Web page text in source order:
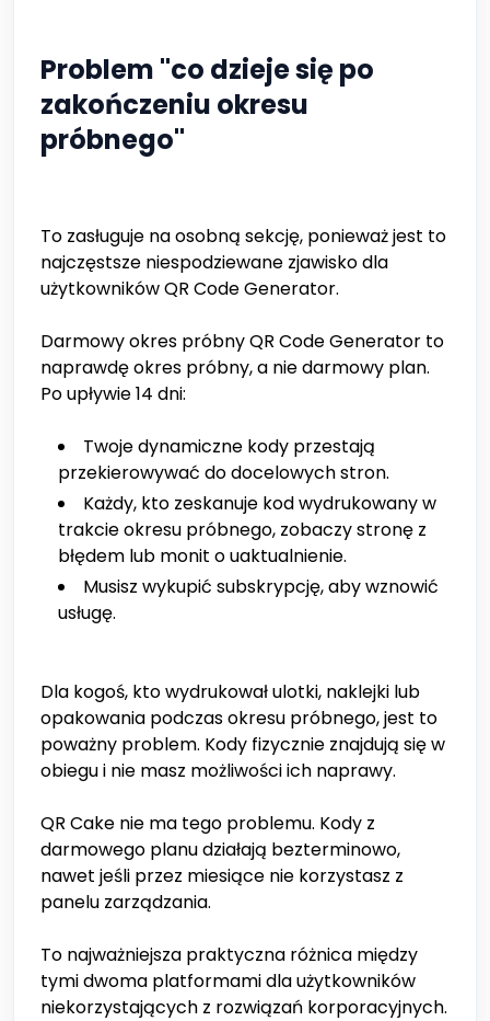
Problem "co dzieje się po
zakończeniu okresu
próbnego"
To zasługuje na osobną sekcję, ponieważ jest to
najczęstsze niespodziewane zjawisko dla
użytkowników QR Code Generator.
Darmowy okres próbny QR Code Generator to
naprawdę okres próbny, a nie darmowy plan.
Po upływie 14 dni:
Twoje dynamiczne kody przestają
przekierowywać do docelowych stron.
Każdy, kto zeskanuje kod wydrukowany w
trakcie okresu próbnego, zobaczy stronę z
błędem lub monit o uaktualnienie.
Musisz wykupić subskrypcję, aby wznowić
usługę.
Dla kogoś, kto wydrukował ulotki, naklejki lub
opakowania podczas okresu próbnego, jest to
poważny problem. Kody fizycznie znajdują się w
obiegu i nie masz możliwości ich naprawy.
QR Cake nie ma tego problemu. Kody z
darmowego planu działają bezterminowo,
nawet jeśli przez miesiące nie korzystasz z
panelu zarządzania.
To najważniejsza praktyczna różnica między
tymi dwoma platformami dla użytkowników
niekorzystających z rozwiązań korporacyjnych.